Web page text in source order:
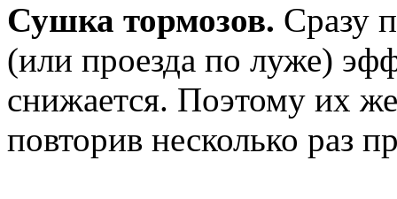
Сушка тормозов. Сразу
(или проезда по луже)
снижается. Поэтому их
повторив несколько раз